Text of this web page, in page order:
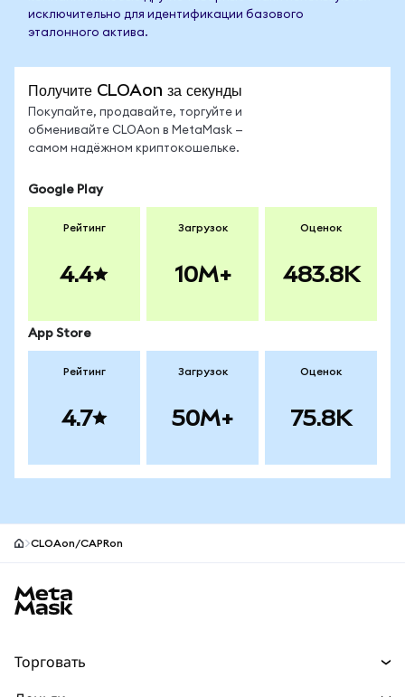
исключительно для идентификации базового
эталонного актива.
Получите CLOAon за секунды
Покупайте, продавайте, торгуйте и
обменивайте CLOAon в MetaMask —
самом надёжном криптокошельке.
Google Play
Рейтинг
4.4
Загрузок
10M+
Оценок
483.8K
App Store
Рейтинг
4.7
Загрузок
50M+
Оценок
75.8K
CLOAon/CAPRon
Торговать